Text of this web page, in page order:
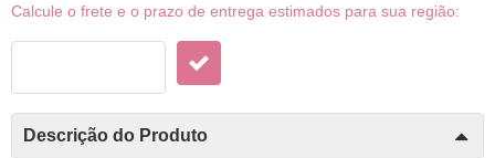
Calcule o frete e o prazo de entrega estimados para sua região:
Descrição do Produto